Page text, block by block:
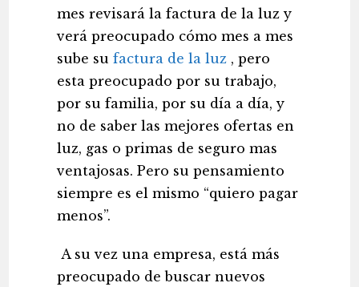
mes revisará la factura de la luz y
verá preocupado cómo mes a mes
sube sufactura de la luz , pero
esta preocupado por su trabajo,
por su familia, por su día a día, y
no de saber las mejores ofertas en
luz, gas o primas de seguro mas
ventajosas. Pero su pensamiento
siempre es el mismo “quiero pagar
menos”.
A su vez una empresa, está más
preocupado de buscar nuevos